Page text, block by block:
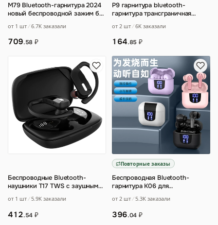
M79 Bluetooth-гарнитура 2024
новый беспроводной зажим без
от 1 шт 6.7K заказали
709.58 ₽
P9 гарнитура bluetooth-
гарнитура трансграничная
от 2 шт 6K заказали
164.85 ₽
Беспроводные Bluetooth-
наушники T17 TWS с заушным
от 1 шт 5.9K заказали
412.54 ₽
Повторные заказы
Беспроводная Bluetooth-
гарнитура K06 для
от 2 шт 5.3K заказали
396.04 ₽